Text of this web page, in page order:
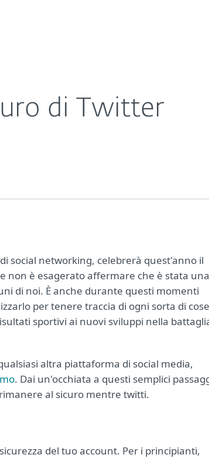
di Twitter
social networking, celebrerà quest'anno il
non è esagerato affermare che è stata una
di noi. È anche durante questi momenti
per tenere traccia di ogni sorta di
sportivi ai nuovi sviluppi nella
altra piattaforma di social media,
. Dai un'occhiata a questi semplici
al sicuro mentre twitti.
del tuo account. Per i principianti,